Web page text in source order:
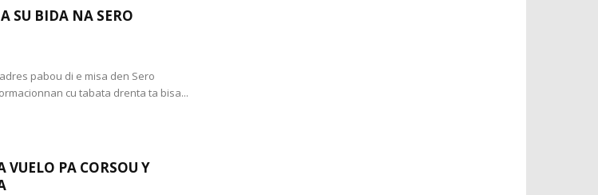
SU BIDA NA SERO
pabou di e misa den Sero
cu tabata drenta ta bisa...
PA CORSOU Y